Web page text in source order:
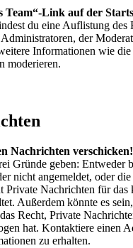
Team“-Link auf der
du eine Auflistung des
der
Informationen wie
moderieren.
Nachrichten verschicken!
Gründe geben: Entweder
nicht angemeldet, oder
Private Nachrichten für das
Außerdem könnte es
Recht, Private
hat. Kontaktiere einen
zu erhalten.